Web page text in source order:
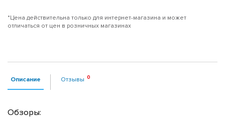
*Цена действительна только для интернет-магазина и может
отличаться от цен в розничных магазинах
Описание Отзывы
Обзоры: